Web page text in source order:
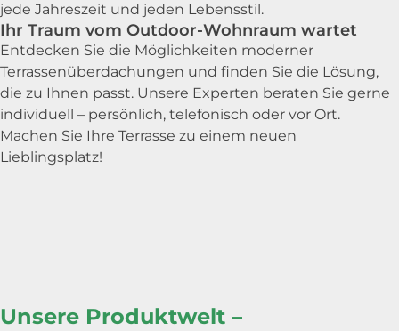
jede Jahreszeit und jeden Lebensstil.
Ihr Traum vom Outdoor-Wohnraum wartet
Entdecken Sie die Möglichkeiten moderner
Terrassenüberdachungen und finden Sie die Lösung,
die zu Ihnen passt. Unsere Experten beraten Sie gerne
individuell – persönlich, telefonisch oder vor Ort.
Machen Sie Ihre Terrasse zu einem neuen
Lieblingsplatz!
Unsere Produktwelt –